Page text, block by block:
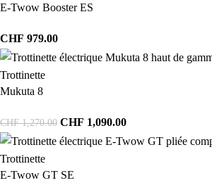
E-Twow Booster ES
CHF 979.00
Trottinette
Mukuta 8
CHF1,270.00 CHF 1,090.00
Trottinette
E-Twow GT SE